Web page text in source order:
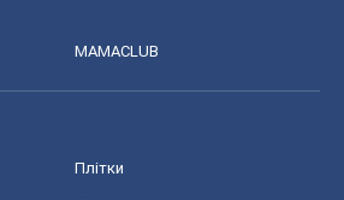
MAMACLUB
Плітки